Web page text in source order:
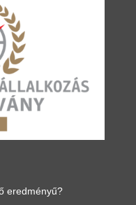
eredményű?